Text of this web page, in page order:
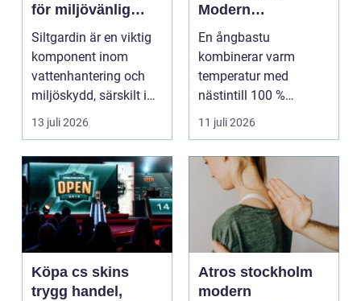
för miljövänlig
vattenhantering
Siltgardin är en viktig
komponent inom
vattenhantering och
miljöskydd, särskilt i
verksamheter som i...
13 juli 2026
Modern
återhämtning med
uråldrig logik
En ångbastu
kombinerar varm
temperatur med
nästintill 100 %
luftfuktighet för att
sk...
11 juli 2026
Köpa cs skins
trygg handel,
Atros stockholm
modern